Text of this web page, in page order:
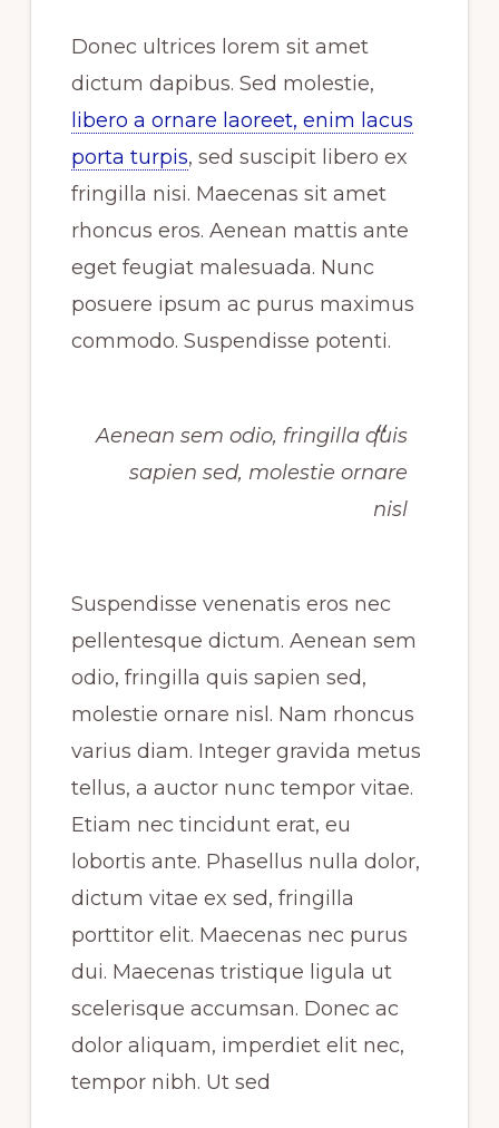
Donec ultrices lorem sit amet
dictum dapibus. Sed molestie,
libero a ornare laoreet, enim lacus
porta turpis, sed suscipit libero ex
fringilla nisi. Maecenas sit amet
rhoncus eros. Aenean mattis ante
eget feugiat malesuada. Nunc
posuere ipsum ac purus maximus
commodo. Suspendisse potenti.
Aenean sem odio, fringilla quis
sapien sed, molestie ornare
nisl
Suspendisse venenatis eros nec
pellentesque dictum. Aenean sem
odio, fringilla quis sapien sed,
molestie ornare nisl. Nam rhoncus
varius diam. Integer gravida metus
tellus, a auctor nunc tempor vitae.
Etiam nec tincidunt erat, eu
lobortis ante. Phasellus nulla dolor,
dictum vitae ex sed, fringilla
porttitor elit. Maecenas nec purus
dui. Maecenas tristique ligula ut
scelerisque accumsan. Donec ac
dolor aliquam, imperdiet elit nec,
tempor nibh. Ut sed